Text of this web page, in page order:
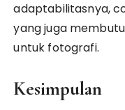
adaptabilitasnya,
yang juga
untuk fotografi.
Kesimpulan